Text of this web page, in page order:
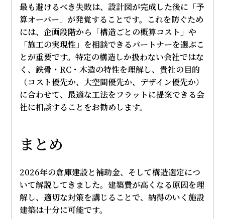
最も避けるべき失敗は、設計図が完成した後に「予
算オーバー」が発覚することです。これを防ぐため
には、企画段階から「構造ごとの概算コスト」や
「施工の実現性」を相談できるパートナーを選ぶこ
とが重要です。特定の構造しか扱わない会社ではな
く、鉄骨・RC・木造の特性を理解し、貴社の目的
（コスト優先か、大空間優先か、デザイン優先か）
に合わせて、最適な工法をフラットに提案できる会
社に相談することをお勧めします。
まとめ
2026年の倉庫建設と補助金、そして構造選定につ
いて解説してきました。建築費が高くなる原因を理
解し、適切な対策を講じることで、納得のいく施設
建築は十分に可能です。